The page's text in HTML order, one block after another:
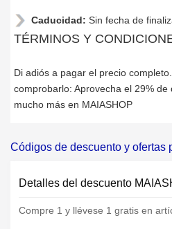
Caducidad: Sin fecha de
TÉRMINOS Y
Di adiós a pagar el precio
comprobarlo: Aprovecha el 29%
mucho más en MAIASHOP
Códigos de descuento y ofertas
Detalles del descuento
Compre 1 y llévese 1 gratis en